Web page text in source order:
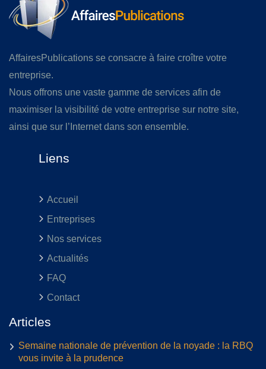
AffairesPublications se consacre à faire croître votre
entreprise.
Nous offrons une vaste gamme de services afin de
maximiser la visibilité de votre entreprise sur notre site,
ainsi que sur l’Internet dans son ensemble.
Liens
Accueil
Entreprises
Nos services
Actualités
FAQ
Contact
Articles
Semaine nationale de prévention de la noyade : la RBQ
vous invite à la prudence